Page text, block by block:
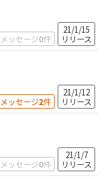
メッセージ0件
21/1/15
リリース
メッセージ2件
21/1/12
リリース
メッセージ0件
21/1/7
リリース